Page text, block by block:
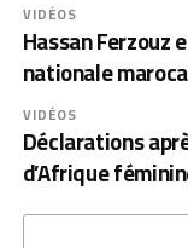
VIDÉOS
Hassan Ferzouz
nationale
VIDÉOS
Déclarations
d’Afrique